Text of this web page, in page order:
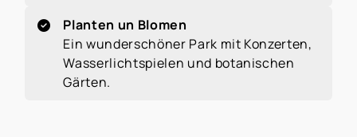
Planten un Blomen
Ein wunderschöner Park mit Konzerten,
Wasserlichtspielen und botanischen
Gärten.